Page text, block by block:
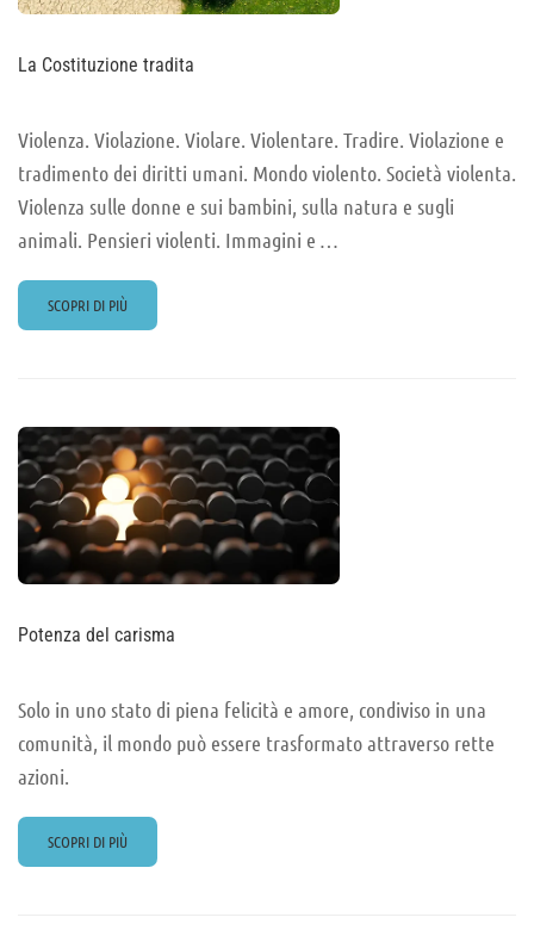
La Costituzione tradita
Violenza. Violazione. Violare. Violentare. Tradire. Violazione e
tradimento dei diritti umani. Mondo violento. Società violenta.
Violenza sulle donne e sui bambini, sulla natura e sugli
animali. Pensieri violenti. Immagini e …
READ
MORE
TRADITA
SCOPRI DI PIÙ
Potenza del carisma
Solo in uno stato di piena felicità e amore, condiviso in una
comunità, il mondo può essere trasformato attraverso rette
azioni.
READ
MORE
SCOPRI DI PIÙ